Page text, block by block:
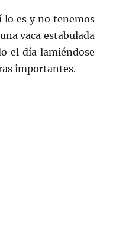
lo es y no tenemos
vaca estabulada
el día lamiéndose
importantes.